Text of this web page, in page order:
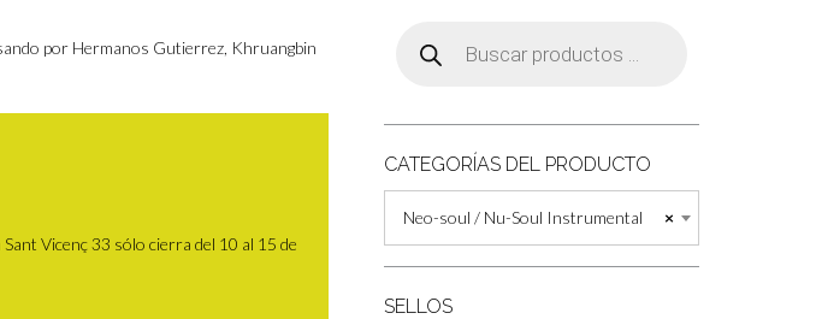
por Hermanos Gutierrez, Khruangbin
Vicenç 33 sólo cierra del 10 al 15 de
productos
CATEGORÍAS DEL PRODUCTO
×
Neo-soul / Nu-Soul Instrumental
SELLOS